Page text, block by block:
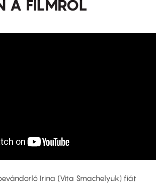
A FILMRŐL
Irina (Vita Smachelyuk) fiát